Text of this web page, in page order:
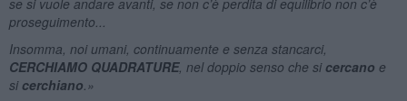
proseguimento...
Insomma, noi umani, continuamente e senza stancarci,
CERCHIAMO QUADRATURE, nel doppio senso che si cercano e
si cerchiano »